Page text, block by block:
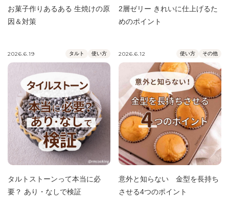
お菓子作りあるある 生焼けの原
因＆対策
2層ゼリー きれいに仕上げるた
めのポイント
2026.6.19 タルト 使い方
タルトストーンって本当に必
要？ あり・なしで検証
2026.6.12 使い方 その他
意外と知らない 金型を長持ち
させる4つのポイント